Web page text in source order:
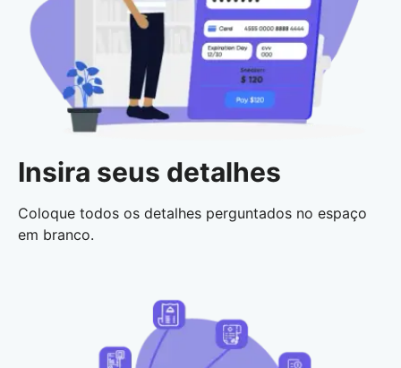
Insira seus detalhes
Coloque todos os detalhes perguntados no espaço
em branco.